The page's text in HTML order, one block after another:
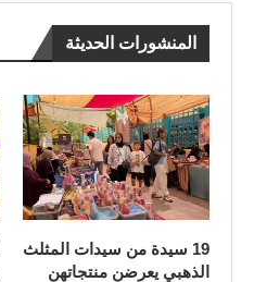
المنشورات الحديثة
19 سيدة من سيدات المثلث
الذهبي يعرضن منتجاتهن